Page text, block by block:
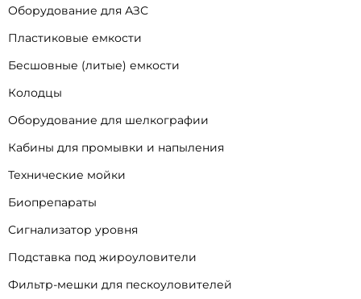
Оборудование для АЗС
Пластиковые емкости
Бесшовные (литые) емкости
Колодцы
Оборудование для шелкографии
Кабины для промывки и напыления
Технические мойки
Биопрепараты
Сигнализатор уровня
Подставка под жироуловители
Фильтр-мешки для пескоуловителей